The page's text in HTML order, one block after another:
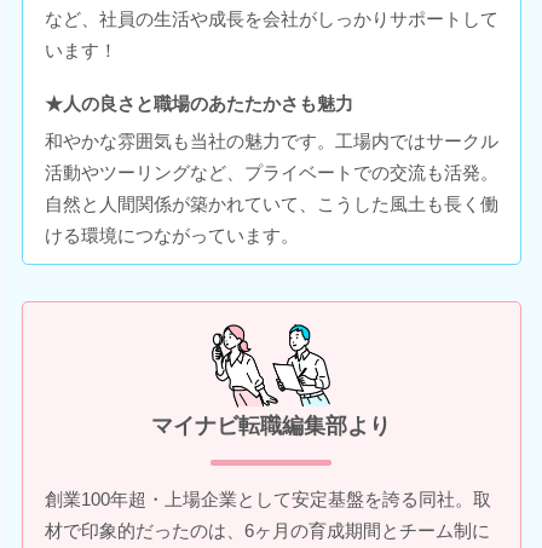
など、社員の生活や成長を会社がしっかりサポートして
います！
★人の良さと職場のあたたかさも魅力
和やかな雰囲気も当社の魅力です。工場内ではサークル
活動やツーリングなど、プライベートでの交流も活発。
自然と人間関係が築かれていて、こうした風土も長く働
ける環境につながっています。
マイナビ転職編集部より
創業100年超・上場企業として安定基盤を誇る同社。取
材で印象的だったのは、6ヶ月の育成期間とチーム制に